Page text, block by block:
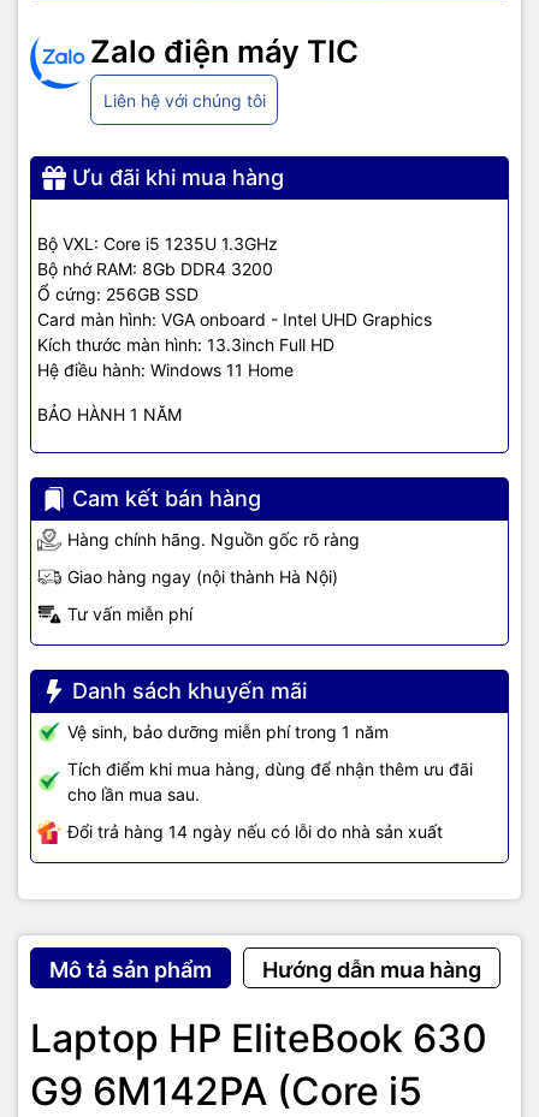
Zalo điện máy TIC
Liên hệ với chúng tôi
Ưu đãi khi mua hàng
Bộ VXL: Core i5 1235U 1.3GHz
Bộ nhớ RAM: 8Gb DDR4 3200
Ổ cứng: 256GB SSD
Card màn hình: VGA onboard - Intel UHD Graphics
Kích thước màn hình: 13.3inch Full HD
Hệ điều hành: Windows 11 Home
BẢO HÀNH 1 NĂM
Cam kết bán hàng
Hàng chính hãng. Nguồn gốc rõ ràng
Giao hàng ngay (nội thành Hà Nội)
Tư vấn miễn phí
Danh sách khuyến mãi
Vệ sinh, bảo dưỡng miễn phí trong 1 năm
Tích điểm khi mua hàng, dùng để nhận thêm ưu đãi
cho lần mua sau.
Đổi trả hàng 14 ngày nếu có lỗi do nhà sản xuất
Mô tả sản phẩm Hướng dẫn mua hàng
Laptop HP EliteBook 630
G9 6M142PA (Core i5
Bàn phím của laptop HP EliteBook 630 G9 6M142PA được thiết kế
với khoảng cách hợp lí, độ nhạy phím cao, gõ êm ái, ít tiếng ồn
giúp gõ phím thoải mái hơn.
TIC.VN – Nhà phân phối và cung cấp giải pháp công nghệ uy tín
Laptop
Máy tính PC , Máy chủ - Server
giám sát ,Tổng đài,Màn hình tương tác
máynhư tivi, tủ lạnh, máy giặt, máy hút ẩm... cùng nhiều thiết bị
hãng, giá tốt, dịch vụ chuyên nghiệp, đáp ứng tối đa nhu cầu của
doanh nghiệp cũng như gia đình và cá nhân.